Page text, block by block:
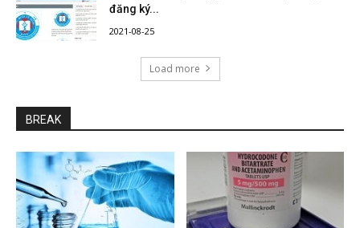
đăng ký...
2021-08-25
Load more
BREAK